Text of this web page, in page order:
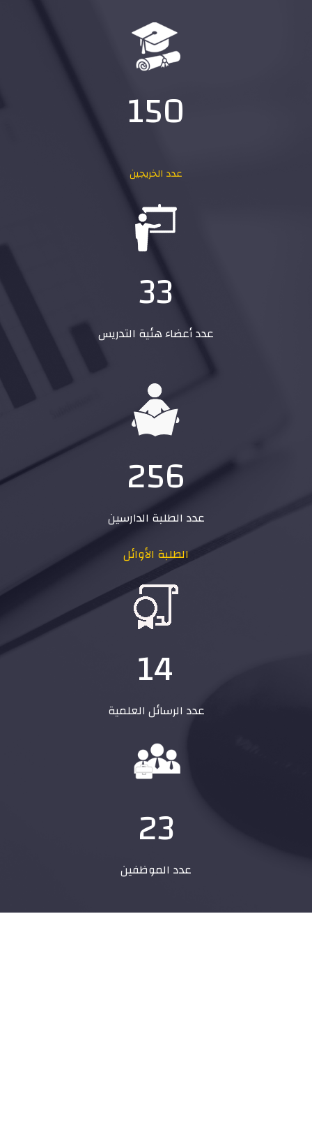
150
عدد الخريجين
33
عدد أعضاء هئية التدريس
256
عدد الطلبة الدارسين
الطلبة الأوائل
14
عدد الرسائل العلمية
23
عدد الموظفين